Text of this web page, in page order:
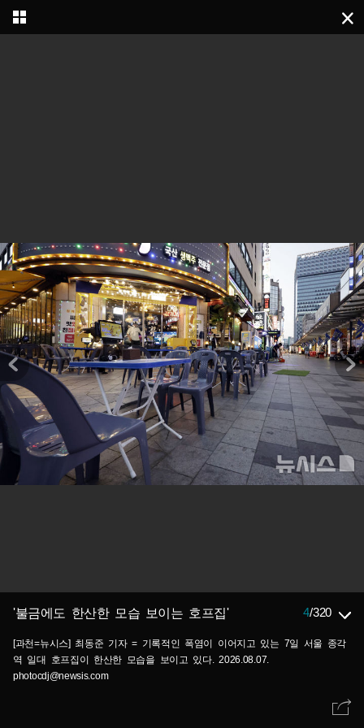
'불금에도 한산한 모습 보이는 호프집' 4/320
[과천=뉴시스] 최동준 기자 = 기록적인 폭염이 이어지고 있는 7일 서울 종각
역 일대 호프집이 한산한 모습을 보이고 있다. 2026.08.07.
photocdj@newsis.com